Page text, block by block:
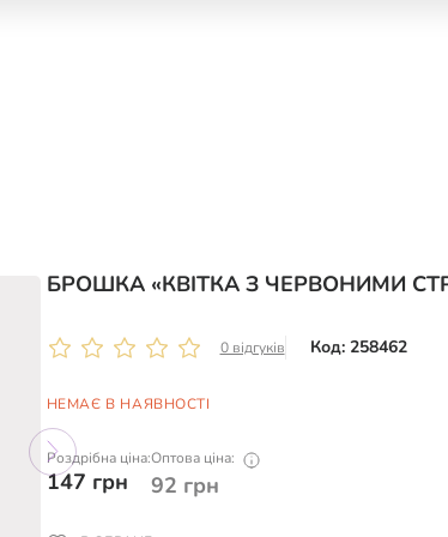
БРОШКА «КВІТКА З ЧЕРВОНИМИ
0 відгуків Код: 258462
НЕМАЄ В НАЯВНОСТІ
Роздрібна ціна:
147 грн
Оптова ціна:
92 грн